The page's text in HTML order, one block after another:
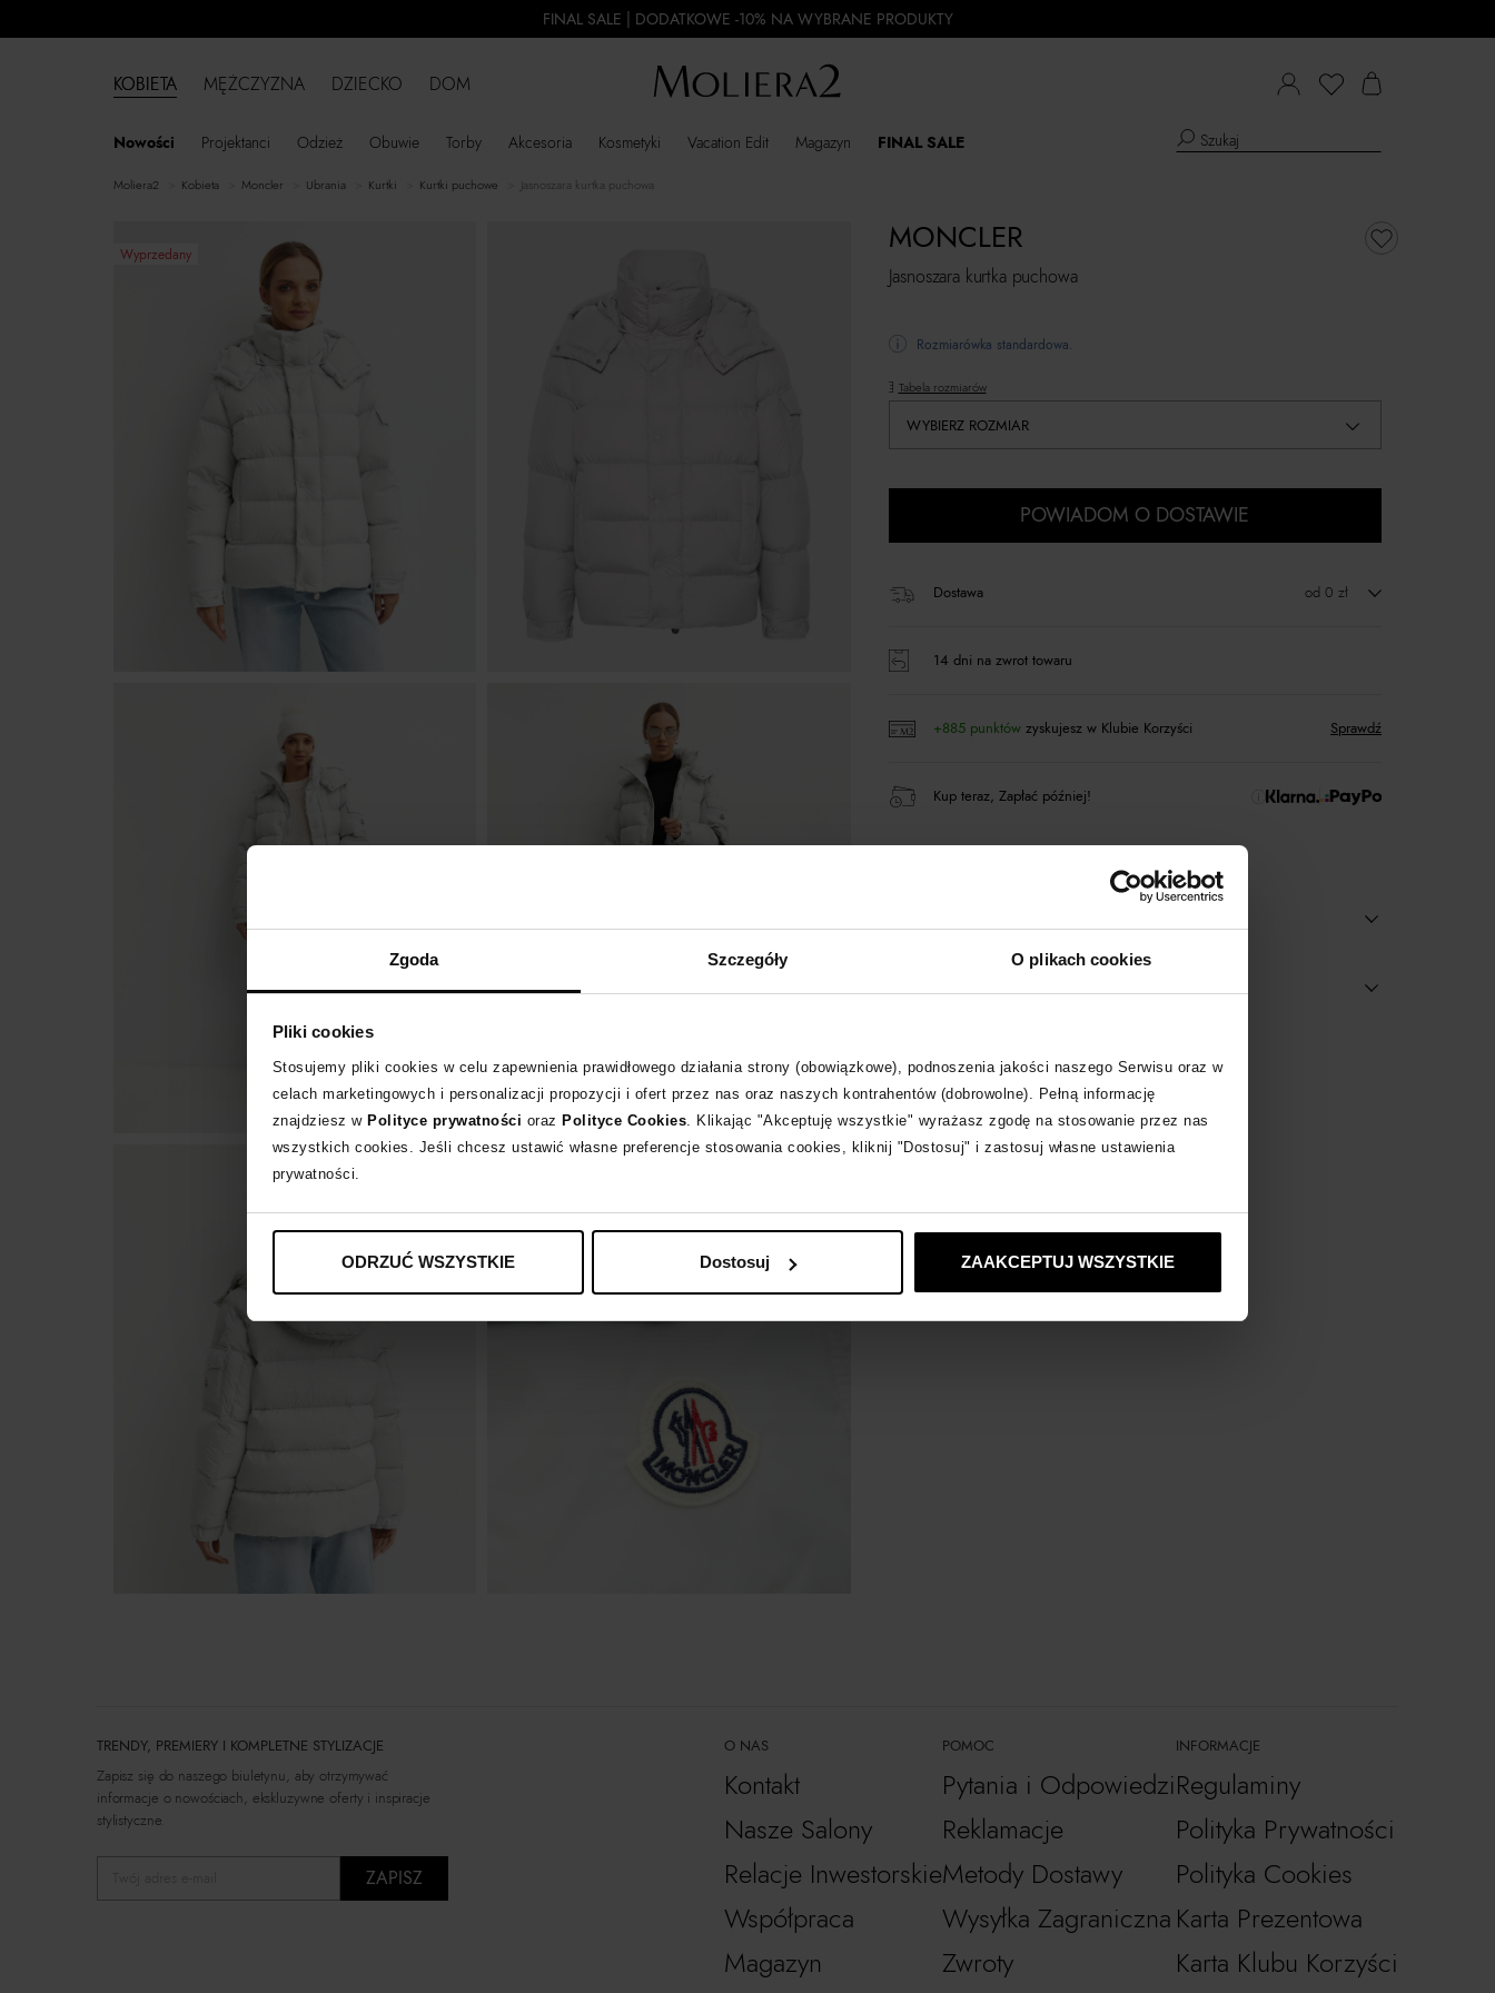
Zgoda Szczegóły O plikach cookies
Pliki cookies
Stosujemy pliki cookies w celu zapewnienia prawidłowego działania strony (obowiązkowe), podnoszenia jakości naszego Serwisu oraz w
celach marketingowych i personalizacji propozycji i ofert przez nas oraz naszych kontrahentów (dobrowolne). Pełną informację
znajdziesz w Polityce prywatności oraz Polityce Cookies . Klikając "Akceptuję wszystkie" wyrażasz zgodę na stosowanie przez nas
wszystkich cookies. Jeśli chcesz ustawić własne preferencje stosowania cookies, kliknij "Dostosuj" i zastosuj własne ustawienia
prywatności.
ODRZUĆ WSZYSTKIE Dostosuj ZAAKCEPTUJ WSZYSTKIE
FINAL SALE | DODATKOWE -10% NA WYBRANE PRODUKTY
KOBIETA
Nowości Projektanci Odzież Obuwie Torby Akcesoria Kosmetyki Vacation Edit Magazyn FINAL SALE
MĘŻCZYZNA DZIECKO DOM
moliera2 kobieta Moncler ubrania kurtki kurtki puchowe Jasnoszara kurtka puchowa
Wyprzedany
Jasnoszara kurtka puchowa
MONCLER
Rozmiarówka standardowa.
Tabela rozmiarów
WYBIERZ ROZMIAR
POWIADOM O DOSTAWIE
Dostawa od 0 zł
14 dni na zwrot towaru
+885 punktówzyskujesz w Klubie Korzyści Sprawdź
Kup teraz, Zapłać później!
MONCLERzobacz inne produkty
TRENDY, PREMIERY I KOMPLETNE STYLIZACJE
Zapisz się do naszego biuletynu, aby otrzymywać
informacje o nowościach, ekskluzywne oferty i inspiracje
stylistyczne.
ZAPISZ
O NAS
Kontakt
Nasze Salony
Relacje Inwestorskie
Współpraca
Magazyn
POMOC
Pytania i Odpowiedzi
Reklamacje
Metody Dostawy
Wysyłka Zagraniczna
Zwroty
INFORMACJE
Regulaminy
Polityka Prywatności
Polityka Cookies
Karta Prezentowa
Karta Klubu Korzyści